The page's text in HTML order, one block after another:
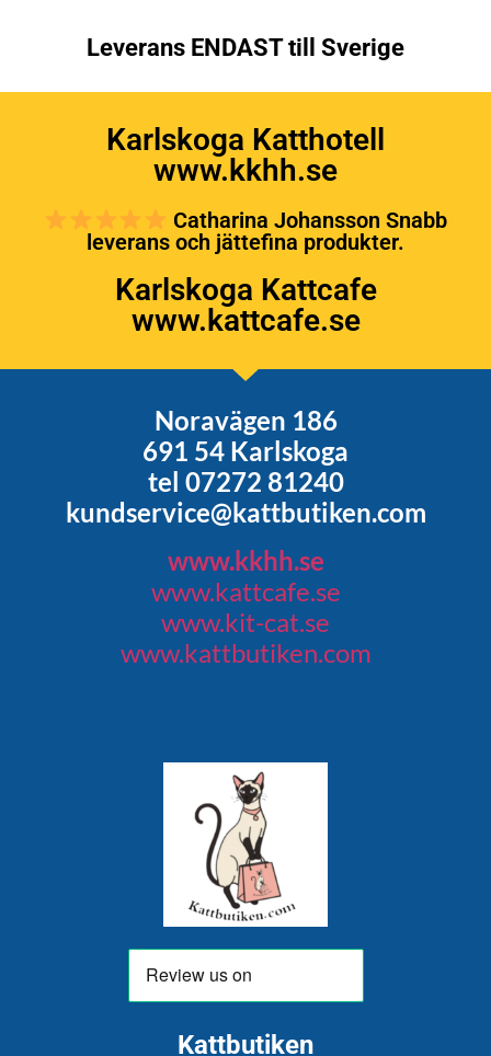
Leverans ENDAST till Sverige
Karlskoga Katthotell
www.kkhh.se
Catharina Johansson Snabb
leverans och jättefina produkter.
Karlskoga Kattcafe
www.kattcafe.se
Noravägen 186
691 54 Karlskoga
tel 07272 81240
kundservice@kattbutiken.com
www.kkhh.se
www.kattcafe.se
www.kit-cat.se
www.kattbutiken.com
Kattbutiken